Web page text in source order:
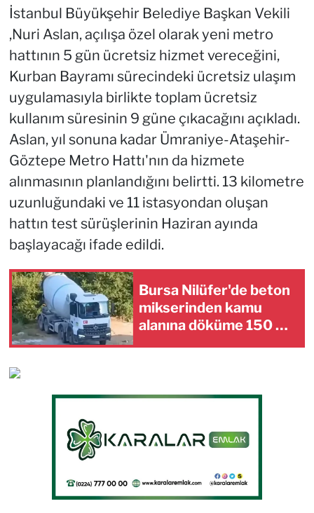
İstanbul Büyükşehir Belediye Başkan Vekili
,Nuri Aslan, açılışa özel olarak yeni metro
hattının 5 gün ücretsiz hizmet vereceğini,
Kurban Bayramı sürecindeki ücretsiz ulaşım
uygulamasıyla birlikte toplam ücretsiz
kullanım süresinin 9 güne çıkacağını açıkladı.
Aslan, yıl sonuna kadar Ümraniye-Ataşehir-
Göztepe Metro Hattı'nın da hizmete
alınmasının planlandığını belirtti. 13 kilometre
uzunluğundaki ve 11 istasyondan oluşan
hattın test sürüşlerinin Haziran ayında
başlayacağı ifade edildi.
Bursa Nilüfer'de beton
mikserinden kamu
alanına döküme 150 bin